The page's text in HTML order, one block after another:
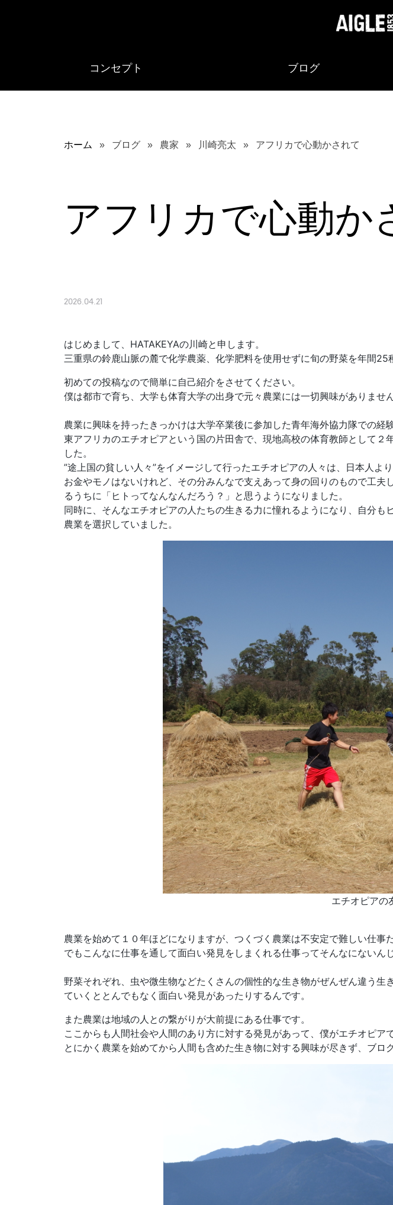
コンセプト ブログ
ホーム ブログ 農家 川崎亮太 アフリカで心動かされて
アフリカで心動か
2026.04.21
はじめまして、HATAKEYAの川崎と申します。
三重県の鈴鹿山脈の麓で化学農薬、化学肥料を使用せずに旬の野菜を年間25
初めての投稿なので簡単に自己紹介をさせてください。
僕は都市で育ち、大学も体育大学の出身で元々農業には一切興味がありません
農業に興味を持ったきっかけは大学卒業後に参加した青年海外協力隊での経験
東アフリカのエチオピアという国の片田舎で、現地高校の体育教師として
した。
”途上国の貧しい人々”をイメージして行ったエチオピアの人々は、日本人よ
お金やモノはないけれど、その分みんなで支えあって身の回りのもので工
るうちに「ヒトってなんなんだろう？」と思うようになりました。
同時に、そんなエチオピアの人たちの生きる力に憧れるようになり、自分
農業を選択していました。
エチオピアの
農業を始めて１０年ほどになりますが、つくづく農業は不安定で難しい仕事
でもこんなに仕事を通して面白い発見をしまくれる仕事ってそんなにないん
野菜それぞれ、虫や微生物などたくさんの個性的な生き物がぜんぜん違う
ていくととんでもなく面白い発見があったりするんです。
また農業は地域の人との繋がりが大前提にある仕事です。
ここからも人間社会や人間のあり方に対する発見があって、僕がエチオピア
とにかく農業を始めてから人間も含めた生き物に対する興味が尽きず、ブ